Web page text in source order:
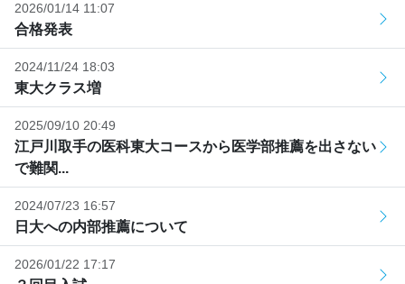
2026/01/14 11:07
合格発表
2024/11/24 18:03
東大クラス増
2025/09/10 20:49
江戸川取手の医科東大コースから医学部推薦を出さない
で難関...
2024/07/23 16:57
日大への内部推薦について
2026/01/22 17:17